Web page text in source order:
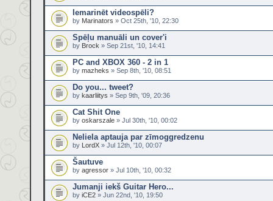
Iemarinēt videospēli?
by Marinators » Oct 25th, '10, 22:30
Spēļu manuāli un cover'i
by Brock » Sep 21st, '10, 14:41
PC and XBOX 360 - 2 in 1
by mazheks » Sep 8th, '10, 08:51
Do you... tweet?
by kaarliitys » Sep 9th, '09, 20:36
Cat Shit One
by oskarszale » Jul 30th, '10, 00:02
Neliela aptauja par zīmoggredzenu
by LordX » Jul 12th, '10, 00:07
Šautuve
by agressor » Jul 10th, '10, 00:32
Jumanji iekš Guitar Hero...
by iCE2 » Jun 22nd, '10, 19:50